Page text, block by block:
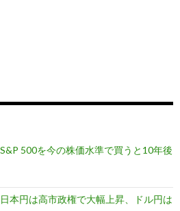
500を今の株価水準で買うと10年後
本円は高市政権で大幅上昇、ドル円は